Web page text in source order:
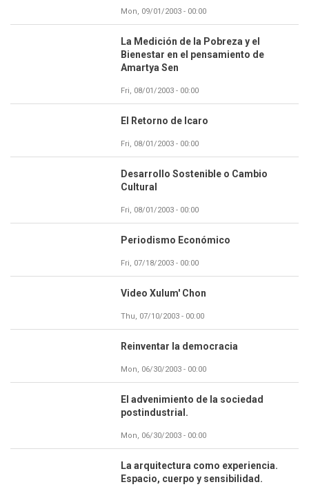
Mon, 09/01/2003 - 00:00
La Medición de la Pobreza y el
Bienestar en el pensamiento de
Amartya Sen
Fri, 08/01/2003 - 00:00
El Retorno de Icaro
Fri, 08/01/2003 - 00:00
Desarrollo Sostenible o Cambio
Cultural
Fri, 08/01/2003 - 00:00
Periodismo Económico
Fri, 07/18/2003 - 00:00
Video Xulum' Chon
Thu, 07/10/2003 - 00:00
Reinventar la democracia
Mon, 06/30/2003 - 00:00
El advenimiento de la sociedad
postindustrial.
Mon, 06/30/2003 - 00:00
La arquitectura como experiencia.
Espacio, cuerpo y sensibilidad.